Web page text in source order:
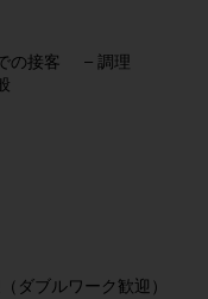
の接客 – 調理
ダブルワーク歓迎）